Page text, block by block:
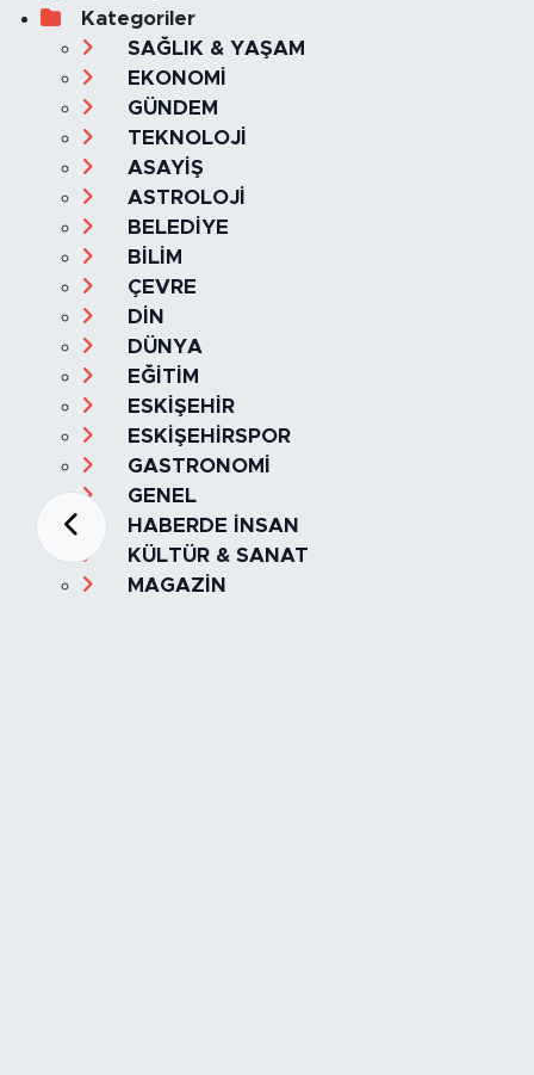
Kategoriler
SAĞLIK & YAŞAM
EKONOMİ
GÜNDEM
TEKNOLOJİ
ASAYİŞ
ASTROLOJİ
BELEDİYE
BİLİM
ÇEVRE
DİN
DÜNYA
EĞİTİM
ESKİŞEHİR
ESKİŞEHİRSPOR
GASTRONOMİ
GENEL
HABERDE İNSAN
KÜLTÜR & SANAT
MAGAZİN